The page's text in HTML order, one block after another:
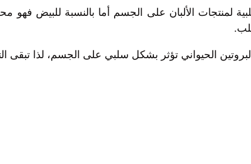
لمنتجات الألبان على الجسم أما بالنسبة للبيض
الحيواني تؤثر بشكل سلبي على الجسم، لذا تبقى